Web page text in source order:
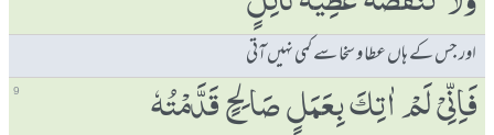
اور جس کے ہاں عطا و سخا سے کمی نہیں آتی
فَاِنِّیْ لَمْ اٰتِكَ بِعَمَلٍ صَالِحٍ قَدَّمْتُہٗ 9